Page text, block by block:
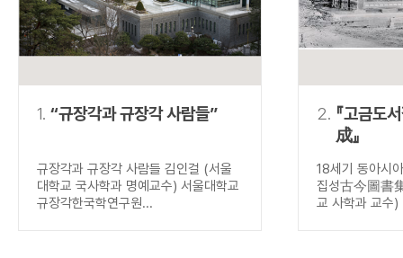
OR 정조 OR 정약용 “정조” 또는 “정
NOT 정조 NOT 정약용
“정조”가 나온
동시에 여러 개의 연산자를 사용할 수 있습니다.
1. “규장각과 규장각 사람들”
규장각과 규장각 사람들 김인걸 (서울
대학교 국사학과 명예교수) 서울대학교
규장각한국학연구원...
2. 『고금도
成』
18세기 동아시
집성古今圖書
교 사학과 교수)